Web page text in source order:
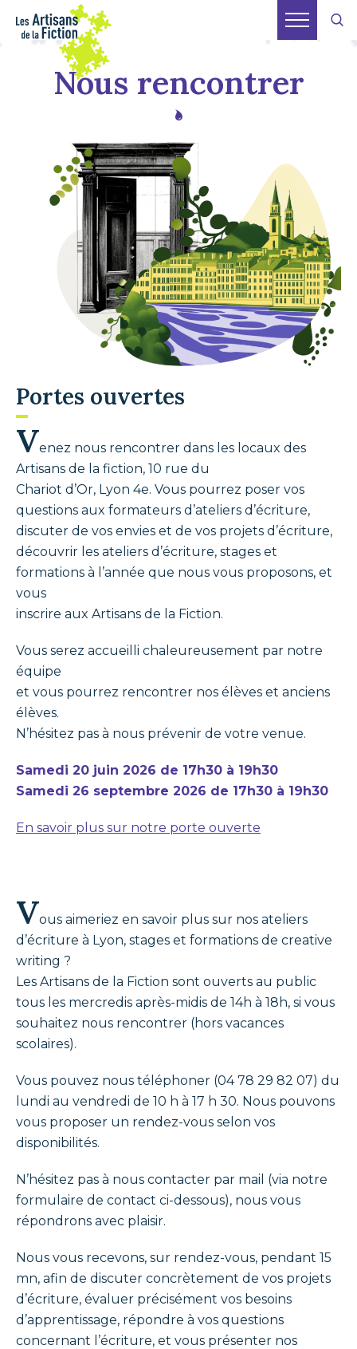
Nous rencontrer
Portes ouvertes
Venez nous rencontrer dans les locaux des
Artisans de la fiction, 10 rue du
Chariot d’Or, Lyon 4e. Vous pourrez poser vos
questions aux formateurs d’ateliers d’écriture,
discuter de vos envies et de vos projets d’écriture,
découvrir les ateliers d’écriture, stages et
formations à l’année que nous vous proposons, et
vous
inscrire aux Artisans de la Fiction.
Vous serez accueilli chaleureusement par notre
équipe
et vous pourrez rencontrer nos élèves et anciens
élèves.
N’hésitez pas à nous prévenir de votre venue.
Samedi 20 juin 2026 de 17h30 à 19h30
Samedi 26 septembre 2026 de 17h30 à 19h30
En savoir plus sur notre porte ouverte
Vous aimeriez en savoir plus sur nos ateliers
d’écriture à Lyon, stages et formations de creative
writing ?
Les Artisans de la Fiction sont ouverts au public
tous les mercredis après-midis de 14h à 18h, si vous
souhaitez nous rencontrer (hors vacances
scolaires).
Vous pouvez nous téléphoner (04 78 29 82 07) du
lundi au vendredi de 10 h à 17 h 30. Nous pouvons
vous proposer un rendez-vous selon vos
disponibilités.
N’hésitez pas à nous contacter par mail (via notre
formulaire de contact ci-dessous), nous vous
répondrons avec plaisir.
Nous vous recevons, sur rendez-vous, pendant 15
mn, afin de discuter concrètement de vos projets
d’écriture, évaluer précisément vos besoins
d’apprentissage, répondre à vos questions
concernant l’écriture, et vous présenter nos